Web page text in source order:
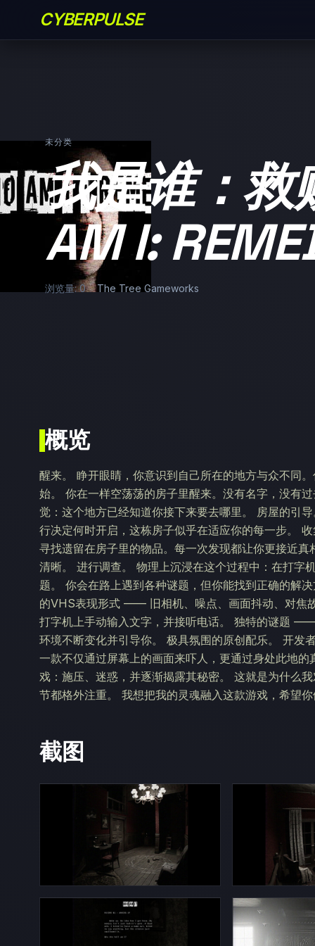
CYBERPULSE
未分类
我是谁：救
AM I:
浏览量: 0 The Tree Gameworks
概览
醒来。 睁开眼睛，你意识到自己所在的地方与众不同
始。 你在一样空荡荡的房子里醒来。没有名字，没
觉：这个地方已经知道你接下来要去哪里。 房屋的引
行决定何时开启，这栋房子似乎在适应你的每一步。
寻找遗留在房子里的物品。每一次发现都让你更接近
清晰。 进行调查。 物理上沉浸在这个过程中：在打字
题。 你会在路上遇到各种谜题，但你能找到正确的解
的VHS表现形式 —— 旧相机、噪点、画面抖动、对
打字机上手动输入文字，并接听电话。 独特的谜题
环境不断变化并引导你。 极具氛围的原创配乐。 开
一款不仅通过屏幕上的画面来吓人，更通过身处此地
戏：施压、迷惑，并逐渐揭露其秘密。 这就是为什
节都格外注重。 我想把我的灵魂融入这款游戏，希望
截图